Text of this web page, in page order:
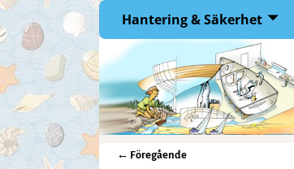
Hantering & Säkerhet
← Föregående